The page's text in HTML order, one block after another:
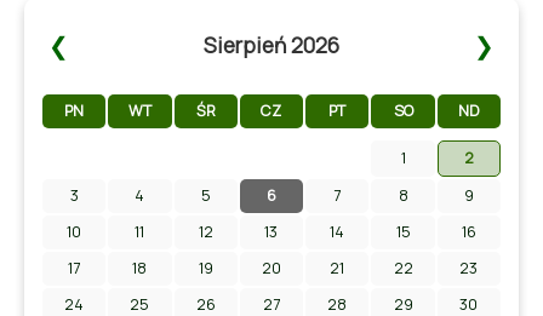
❮ Sierpień 2026 ❯
PN WT ŚR CZ PT SO ND
1 2
Zapraszamy na Letni Pokaz Filmowy na stadionie w
3 4 5 6 7 8
9
10
11 12 13 14 15
16
17
18 19 20 21 22
23
24
25 26 27 28 29
30